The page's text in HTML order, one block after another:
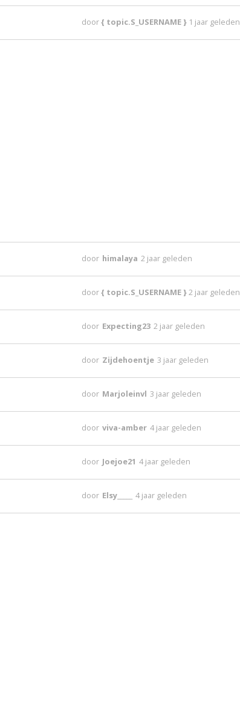
door{ topic.S_USERNAME } 1 jaar geleden
door himalaya 2 jaar geleden
door{ topic.S_USERNAME }2 jaar geleden
door Expecting23 2 jaar geleden
door Zijdehoentje 3 jaar geleden
door Marjoleinvl 3 jaar geleden
door viva-amber 4 jaar geleden
door Joejoe21 4 jaar geleden
door Elsy_____ 4 jaar geleden